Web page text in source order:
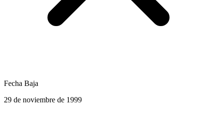
Fecha Baja
29 de noviembre de 1999